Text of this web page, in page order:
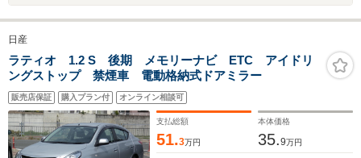
日産
ラティオ 1.2 S 後期 メモリーナビ ETC アイドリ
ングストップ 禁煙車 電動格納式ドアミラー
販売店保証 購入プラン付 オンライン相談可
支払総額
51.3万円
本体価格
35.9万円